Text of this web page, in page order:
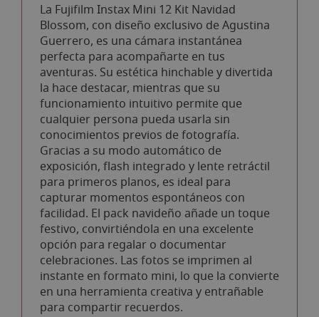
La Fujifilm Instax Mini 12 Kit Navidad
Blossom, con diseño exclusivo de Agustina
Guerrero, es una cámara instantánea
perfecta para acompañarte en tus
aventuras. Su estética hinchable y divertida
la hace destacar, mientras que su
funcionamiento intuitivo permite que
cualquier persona pueda usarla sin
conocimientos previos de fotografía.
Gracias a su modo automático de
exposición, flash integrado y lente retráctil
para primeros planos, es ideal para
capturar momentos espontáneos con
facilidad. El pack navideño añade un toque
festivo, convirtiéndola en una excelente
opción para regalar o documentar
celebraciones. Las fotos se imprimen al
instante en formato mini, lo que la convierte
en una herramienta creativa y entrañable
para compartir recuerdos.